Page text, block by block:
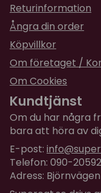
Returinformation
Ångra din order
Köpvillkor
Om företaget /
Om Cookies
Kundtjänst
Om du har några
bara att höra av
E-post:
Telefon: 090-
Adress: Björnvägen